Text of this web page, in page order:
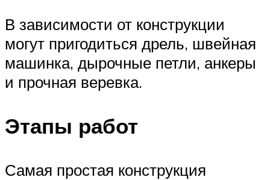
В зависимости от конструкции
могут пригодиться дрель, швейная
машинка, дырочные петли, анкеры
и прочная веревка.
Этапы работ
Самая простая конструкция